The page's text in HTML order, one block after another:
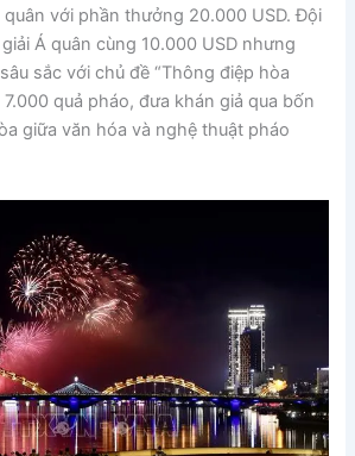
quân với phần thưởng 20.000 USD. Đội
Á quân cùng 10.000 USD nhưng
sắc với chủ đề “Thông điệp hòa
quả pháo, đưa khán giả qua bốn
giữa văn hóa và nghệ thuật pháo